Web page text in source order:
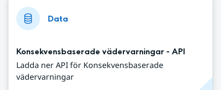
Data
Konsekvensbaserade vädervarningar - API
Ladda ner API för Konsekvensbaserade
vädervarningar